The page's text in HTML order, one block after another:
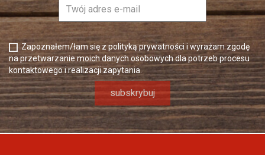
Zapoznałem/łam się z polityką prywatności i wyrażam zgodę
na przetwarzanie moich danych osobowych dla potrzeb procesu
kontaktowego i realizacji zapytania.